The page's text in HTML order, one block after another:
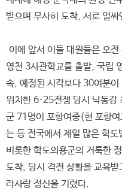
받으며 무사히 도착, 서로 얼
이에 앞서 이들 대원들은 오
영천 3사관학교를 출발, 국립
속, 예정된 시각보다 30여분이
위치한 6·25전쟁 당시 낙동강
군 71명이 포항여중(현 포항
는 등 전국에서 제일 많은 학
비롯한 학도의용군의 거룩한
도착, 당시 격전 상황을 교육
라사랑 정신을 기렸다.